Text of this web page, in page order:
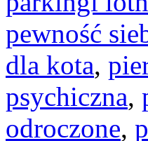
pewność
dla kota,
psychiczna,
odroczone,